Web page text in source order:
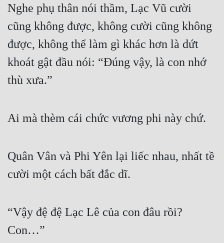
Nghe phụ thân nói thầm, Lạc Vũ cười
cũng không được, không cười cũng không
được, không thể làm gì khác hơn là dứt
khoát gật đầu nói: “Đúng vậy, là con nhớ
thù xưa.”
Ai mà thèm cái chức vương phi này chứ.
Quân Vân và Phi Yên lại liếc nhau, nhất tề
cười một cách bất đắc dĩ.
“Vậy đệ đệ Lạc Lê của con đâu rồi?
Con…”